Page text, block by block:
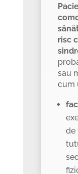
risc
sau
cum
de